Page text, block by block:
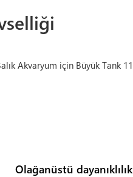
Olağanüstü dayanıklılık